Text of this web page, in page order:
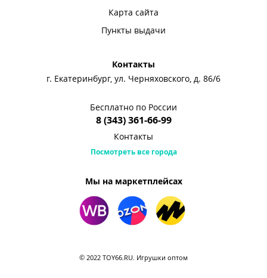
Карта сайта
Пункты выдачи
Контакты
г. Екатеринбург, ул. Черняховского, д. 86/6
Бесплатно по России
8 (343) 361-66-99
Контакты
Посмотреть все города
Мы на маркетплейсах
© 2022 TOY66.RU. Игрушки оптом